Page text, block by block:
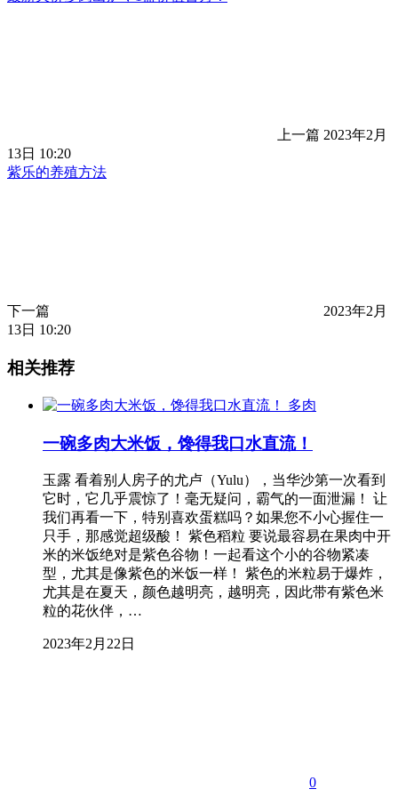
上一篇 2023年2月
13日 10:20
紫乐的养殖方法
下一篇
2023年2月
13日 10:20
相关推荐
多肉
一碗多肉大米饭，馋得我口水直流！
玉露 看着别人房子的尤卢（Yulu），当华沙第一次看到
它时，它几乎震惊了！毫无疑问，霸气的一面泄漏！ 让
我们再看一下，特别喜欢蛋糕吗？如果您不小心握住一
只手，那感觉超级酸！ 紫色稻粒 要说最容易在果肉中开
米的米饭绝对是紫色谷物！一起看这个小的谷物紧凑
型，尤其是像紫色的米饭一样！ 紫色的米粒易于爆炸，
尤其是在夏天，颜色越明亮，越明亮，因此带有紫色米
粒的花伙伴，…
2023年2月22日
0